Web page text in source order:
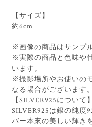
【サイズ】
約6cm
※画像の商品はサンプ
※実際の商品と色味や
います。
※撮影場所やお使いの
なる場合がございます。
【SILVER925について】
SILVER925は銀の純度
バー本來の美しい輝き